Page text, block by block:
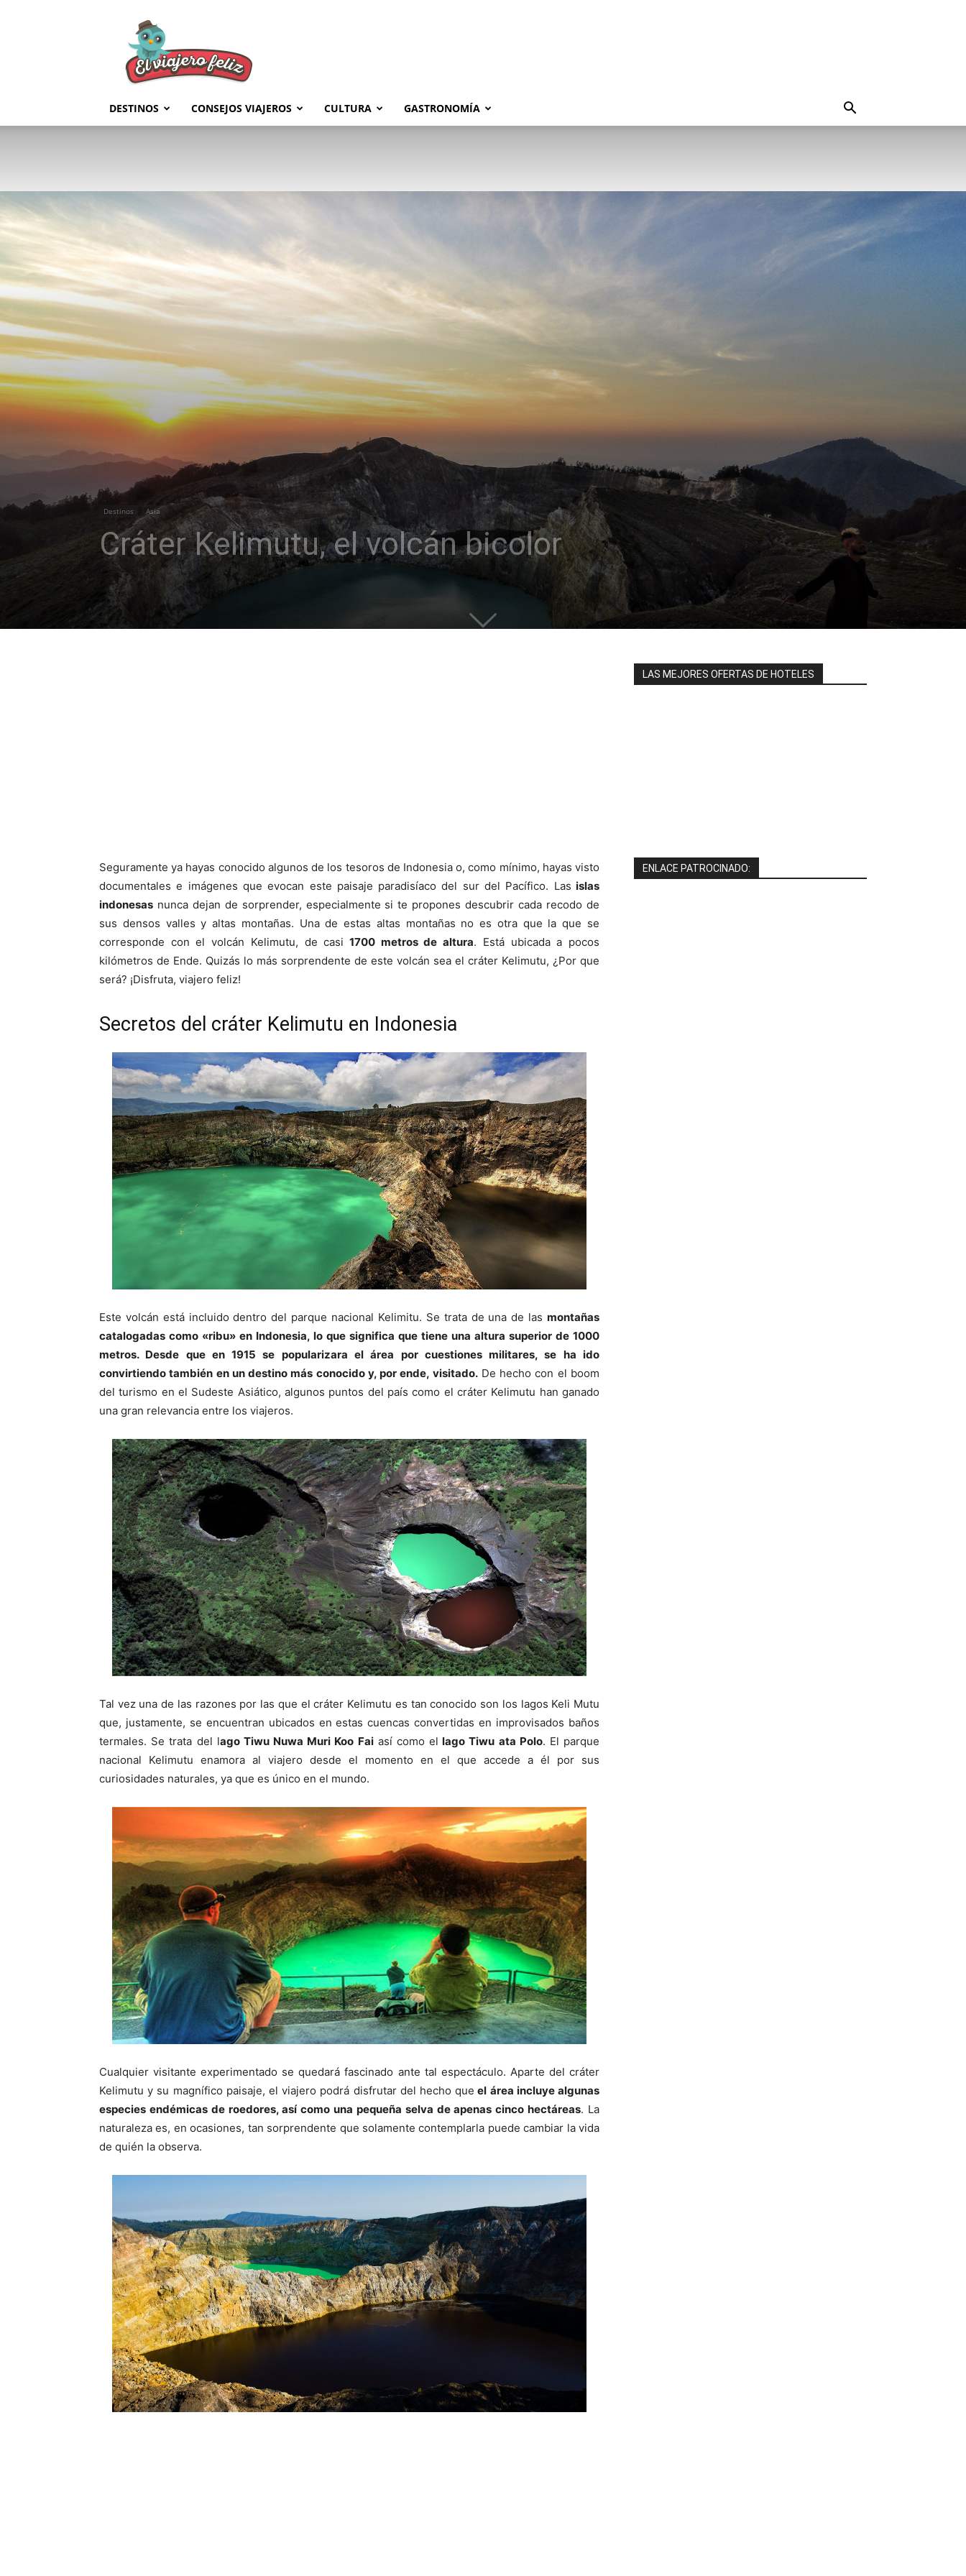
Feliz
DESTINOS CONSEJOS VIAJEROS CULTURA GASTRONOMÍA
Destinos Asia
Cráter Kelimutu, el volcán bicolor
Seguramente ya hayas conocido algunos de los tesoros de Indonesia o, como mínimo, hayas visto
documentales e imágenes que evocan este paisaje paradisíaco del sur del Pacífico. Las islas
indonesas nunca dejan de sorprender, especialmente si te propones descubrir cada recodo de
sus densos valles y altas montañas. Una de estas altas montañas no es otra que la que se
corresponde con el volcán Kelimutu, de casi 1700 metros de altura. Está ubicada a pocos
kilómetros de Ende. Quizás lo más sorprendente de este volcán sea el cráter Kelimutu, ¿Por que
será? ¡Disfruta, viajero feliz!
Secretos del cráter Kelimutu en Indonesia
Este volcán está incluido dentro del parque nacional Kelimitu. Se trata de una de las montañas
catalogadas como «ribu» en Indonesia, lo que significa que tiene una altura superior de 1000
metros. Desde que en 1915 se popularizara el área por cuestiones militares, se ha ido
convirtiendo también en un destino más conocido y, por ende, visitado.De hecho con el boom
del turismo en el Sudeste Asiático, algunos puntos del país como el cráter Kelimutu han ganado
una gran relevancia entre los viajeros.
Tal vez una de las razones por las que el cráter Kelimutu es tan conocido son los lagos Keli Mutu
que, justamente, se encuentran ubicados en estas cuencas convertidas en improvisados baños
termales. Se trata del lago Tiwu Nuwa Muri Koo Faiasí como el lago Tiwu ata Polo. El parque
nacional Kelimutu enamora al viajero desde el momento en el que accede a él por sus
curiosidades naturales, ya que es único en el mundo.
Cualquier visitante experimentado se quedará fascinado ante tal espectáculo. Aparte del cráter
Kelimutu y su magnífico paisaje, el viajero podrá disfrutar del hecho que el área incluye algunas
especies endémicas de roedores, así como una pequeña selva de apenas cinco hectáreas. La
naturaleza es, en ocasiones, tan sorprendente que solamente contemplarla puede cambiar la vida
de quién la observa.
LAS MEJORES OFERTAS DE HOTELES
ENLACE PATROCINADO: